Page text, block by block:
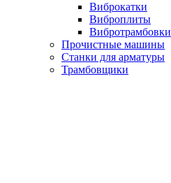
Виброкатки
Виброплиты
Вибротрамбовки
Прочистные машины
Станки для арматуры
Трамбовщики